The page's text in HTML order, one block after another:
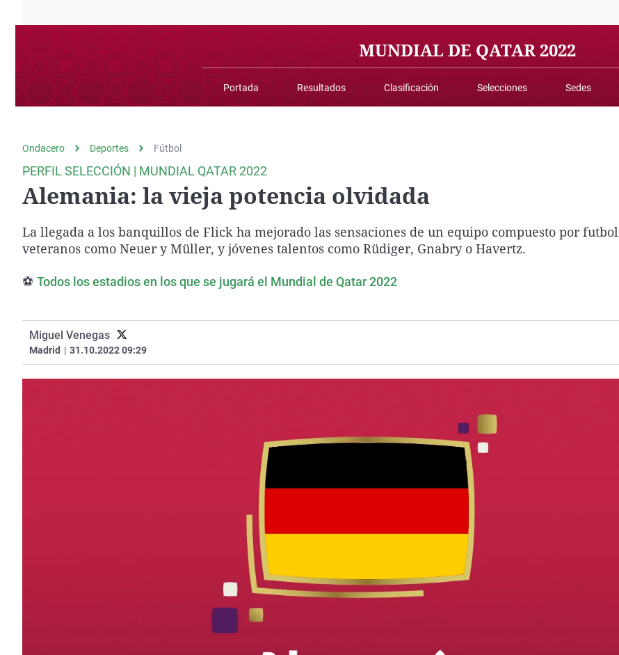
Gente viajera Retornados Galicia Televisión
Elecciones
MUNDIAL DE QATAR 2022
Portada Resultados Clasificación Selecciones Sedes
Ondacero Deportes Fútbol
PERFIL SELECCIÓN | MUNDIAL QATAR 2022
Alemania: la vieja potencia olvidada
La llegada a los banquillos de Flick ha mejorado las sensaciones de un equipo compuesto por
veteranos como Neuer y Müller, y jóvenes talentos como Rüdiger, Gnabry o Havertz.
⚽ Todos los estadios en los que se jugará el Mundial de Qatar 2022
Miguel Venegas
Madrid | 31.10.2022 09:29